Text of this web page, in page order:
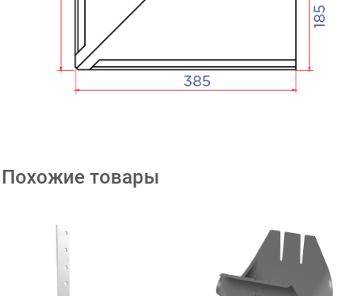
Похожие товары